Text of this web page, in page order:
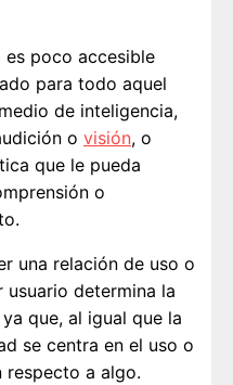
poco accesible
para todo aquel
de inteligencia,
o visión, o
que le pueda
o
una relación de uso o
determina la
que, al igual que la
se centra en el uso o
respecto a algo.